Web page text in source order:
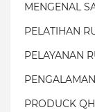
MENGENAL
PELATIHAN
PELAYANAN
PRODUCK